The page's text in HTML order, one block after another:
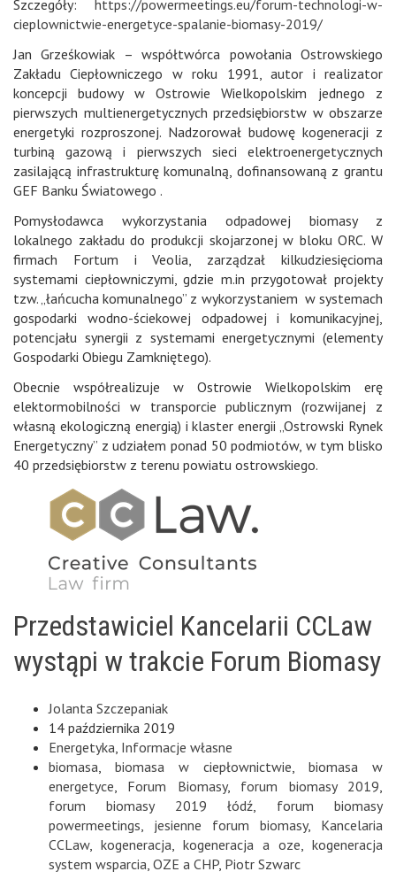
Szczegóły: https://powermeetings.eu/forum-technologi-w-
cieplownictwie-energetyce-spalanie-biomasy-2019/
Jan Grześkowiak – współtwórca powołania Ostrowskiego
Zakładu Ciepłowniczego w roku 1991, autor i realizator
koncepcji budowy w Ostrowie Wielkopolskim jednego z
pierwszych multienergetycznych przedsiębiorstw w obszarze
energetyki rozproszonej. Nadzorował budowę kogeneracji z
turbiną gazową i pierwszych sieci elektroenergetycznych
zasilającą infrastrukturę komunalną, dofinansowaną z grantu
GEF Banku Światowego .
Pomysłodawca wykorzystania odpadowej biomasy z
lokalnego zakładu do produkcji skojarzonej w bloku ORC. W
firmach Fortum i Veolia, zarządzał kilkudziesięcioma
systemami ciepłowniczymi, gdzie m.in przygotował projekty
tzw. „łańcucha komunalnego” z wykorzystaniem w systemach
gospodarki wodno-ściekowej odpadowej i komunikacyjnej,
potencjału synergii z systemami energetycznymi (elementy
Gospodarki Obiegu Zamkniętego).
Obecnie współrealizuje w Ostrowie Wielkopolskim erę
elektormobilności w transporcie publicznym (rozwijanej z
własną ekologiczną energią) i klaster energii „Ostrowski Rynek
Energetyczny” z udziałem ponad 50 podmiotów, w tym blisko
40 przedsiębiorstw z terenu powiatu ostrowskiego.
Przedstawiciel Kancelarii CCLaw
wystąpi w trakcie Forum Biomasy
Jolanta Szczepaniak
14 października 2019
Energetyka Informacje własne
biomasa
biomasa w ciepłownictwie
biomasa w
energetyce
Forum Biomasy, forum biomasy 2019
forum biomasy 2019 łódź
forum biomasy
powermeetings
jesienne forum biomasy, Kancelaria
CCLaw, kogeneracja kogeneracja a oze
kogeneracja
system wsparcia OZE a CHP, Piotr Szwarc